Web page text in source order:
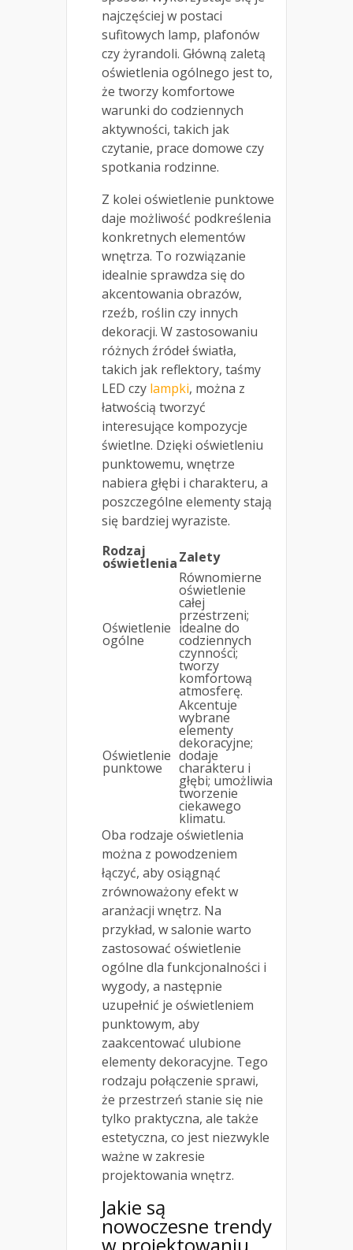
najczęściej w postaci
sufitowych lamp, plafonów
czy żyrandoli. Główną zaletą
oświetlenia ogólnego jest to,
że tworzy komfortowe
warunki do codziennych
aktywności, takich jak
czytanie, prace domowe czy
spotkania rodzinne.
Z kolei oświetlenie punktowe
daje możliwość podkreślenia
konkretnych elementów
wnętrza. To rozwiązanie
idealnie sprawdza się do
akcentowania obrazów,
rzeźb, roślin czy innych
dekoracji. W zastosowaniu
różnych źródeł światła,
takich jak reflektory, taśmy
LED czy lampki, można z
łatwością tworzyć
interesujące kompozycje
świetlne. Dzięki oświetleniu
punktowemu, wnętrze
nabiera głębi i charakteru, a
poszczególne elementy stają
się bardziej wyraziste.
Rodzaj
oświetleniaZalety
Oświetlenie
ogólne
Równomierne
oświetlenie
całej
przestrzeni;
idealne do
codziennych
czynności;
tworzy
komfortową
atmosferę.
Oświetlenie
punktowe
Akcentuje
wybrane
elementy
dekoracyjne;
dodaje
charakteru i
głębi; umożliwia
tworzenie
ciekawego
klimatu.
Oba rodzaje oświetlenia
można z powodzeniem
łączyć, aby osiągnąć
zrównoważony efekt w
aranżacji wnętrz. Na
przykład, w salonie warto
zastosować oświetlenie
ogólne dla funkcjonalności i
wygody, a następnie
uzupełnić je oświetleniem
punktowym, aby
zaakcentować ulubione
elementy dekoracyjne. Tego
rodzaju połączenie sprawi,
że przestrzeń stanie się nie
tylko praktyczna, ale także
estetyczna, co jest niezwykle
ważne w zakresie
projektowania wnętrz.
Jakie są
nowoczesne trendy